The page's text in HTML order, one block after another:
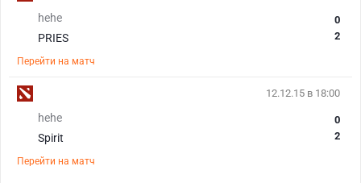
hehe
PRIES
0
2
Перейти на матч
12.12.15 в 18:00
hehe
Spirit
0
2
Перейти на матч